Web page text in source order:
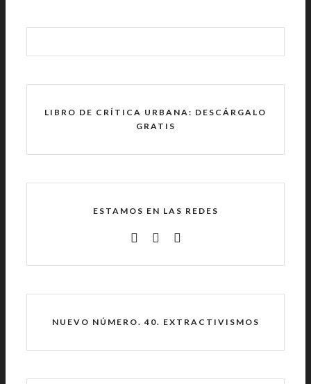
LIBRO DE CRÍTICA URBANA: DESCÁRGALO
GRATIS
ESTAMOS EN LAS REDES
NUEVO NÚMERO. 40. EXTRACTIVISMOS